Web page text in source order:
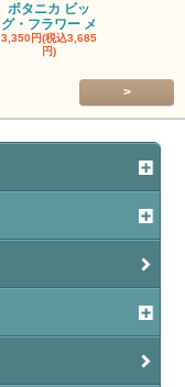
ボタニカ ビッ
グ・フラワー メ
3,350円(税込3,685
円)
>